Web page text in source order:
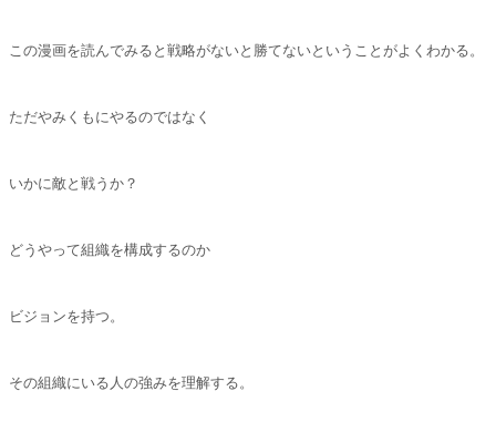
この漫画を読んでみると戦略がないと勝てないということがよくわかる。
ただやみくもにやるのではなく
いかに敵と戦うか？
どうやって組織を構成するのか
ビジョンを持つ。
その組織にいる人の強みを理解する。